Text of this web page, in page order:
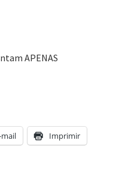
APENAS
mail Imprimir